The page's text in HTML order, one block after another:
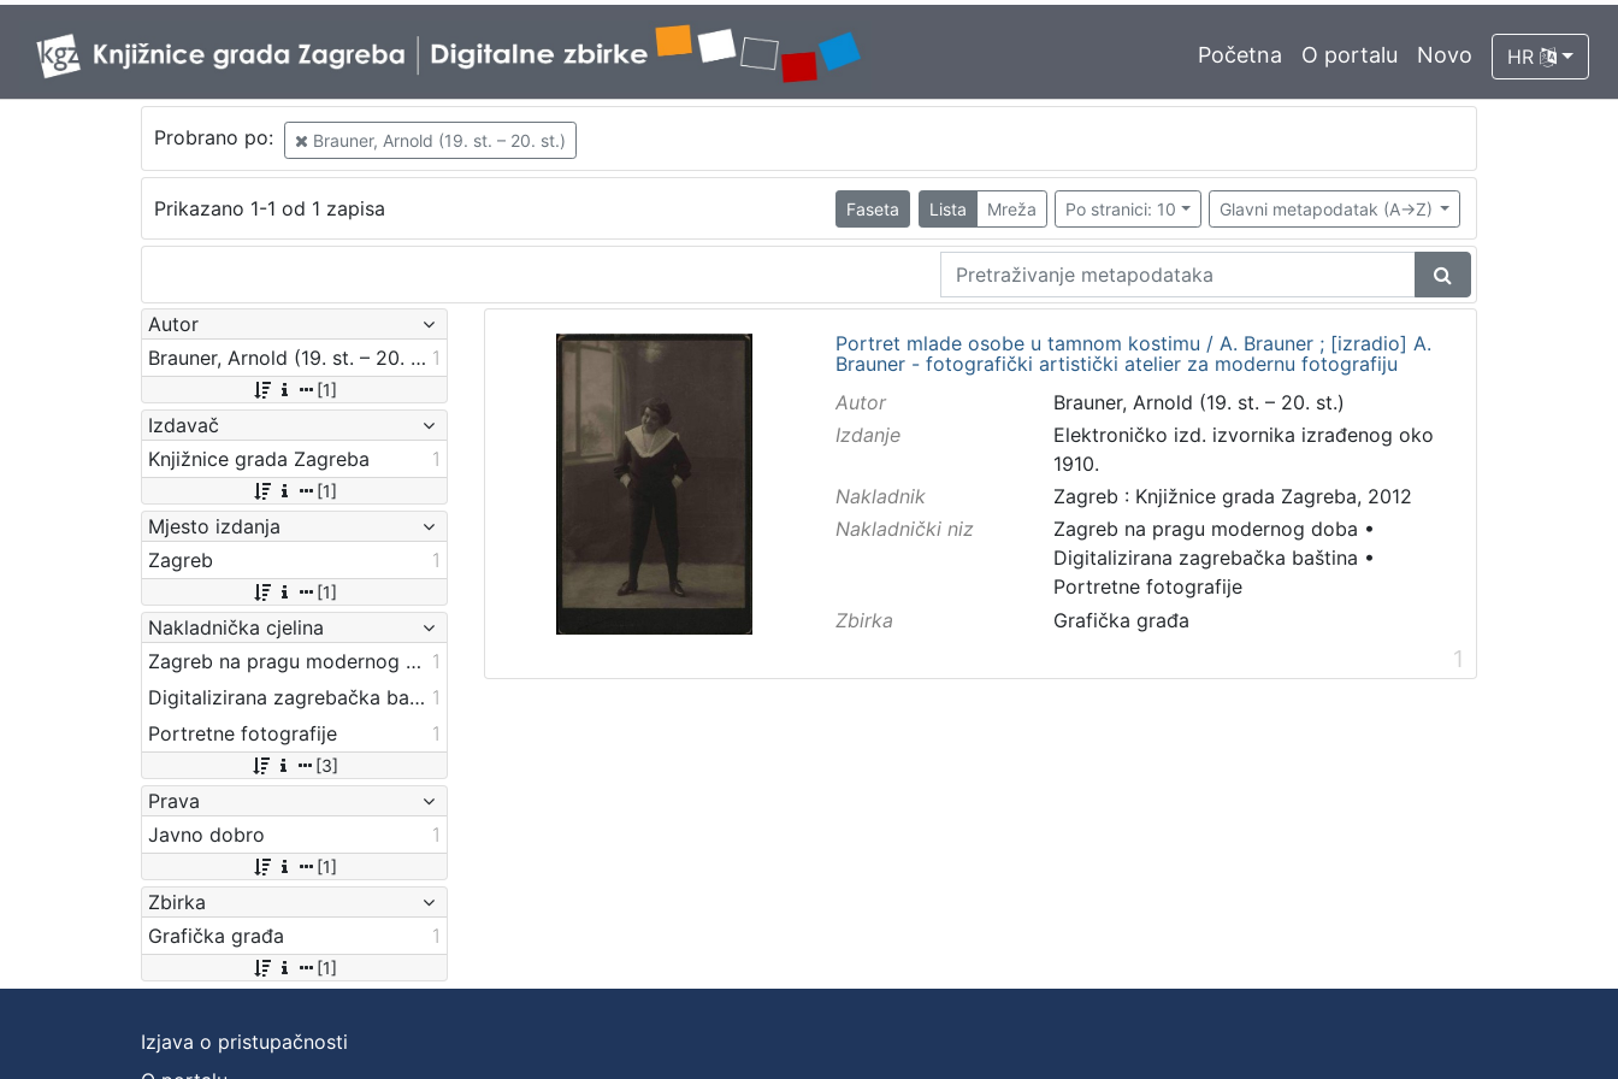
Početna O portalu Novo HR
Probrano po: Brauner, Arnold (19. st. – 20. st.)
Prikazano 1-1 od 1 zapisa Faseta Lista Mreža Po stranici: 10 Glavni metapodatak (A->Z)
Autor
Brauner, Arnold (19. st. – 20. st.) 1
[1]
Izdavač
Knjižnice grada Zagreba
1
[1]
Mjesto izdanja
Zagreb
1
[1]
Nakladnička cjelina
Zagreb na pragu modernog doba 1
Digitalizirana zagrebačka baština 1
Portretne fotografije
1
[3]
Prava
Javno dobro
1
[1]
Zbirka
Grafička građa
1
[1]
Portret mlade osobe u tamnom kostimu / A. Brauner ; [izradio] A.
Brauner - fotografički artistički atelier za modernu fotografiju
Autor
Brauner, Arnold (19. st. – 20. st.)
Izdanje
Elektroničko izd. izvornika izrađenog oko
1910.
Nakladnik
Zagreb : Knjižnice grada Zagreba, 2012
Nakladnički niz
Zagreb na pragu modernog doba •
Digitalizirana zagrebačka baština •
Portretne fotografije
Zbirka
Grafička građa
1
Izjava o pristupačnosti